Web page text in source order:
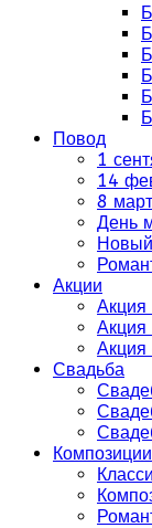
Повод
1
14
8
День
Акции
Акция
Акция
Акция
Свадьба
Композиции